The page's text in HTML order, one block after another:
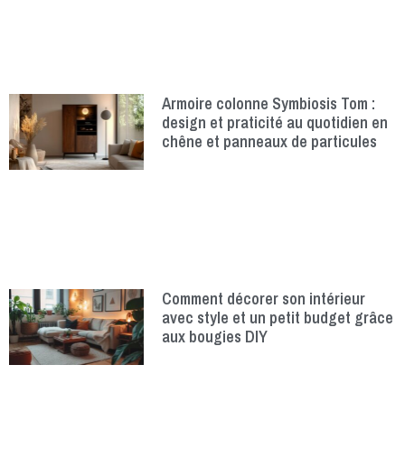
Armoire colonne Symbiosis Tom :
design et praticité au quotidien en
chêne et panneaux de particules
Comment décorer son intérieur
avec style et un petit budget grâce
aux bougies DIY